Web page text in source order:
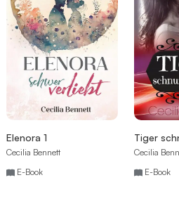
Elenora 1
Cecilia Bennett
E-Book
Tiger
Cecilia
E-Book